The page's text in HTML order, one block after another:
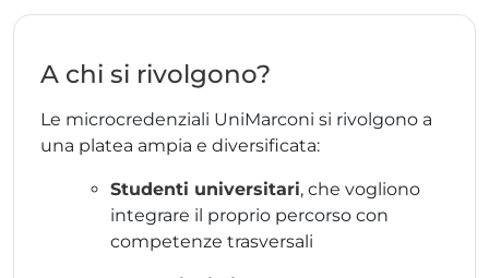
A chi si rivolgono?
Le microcredenziali UniMarconi si rivolgono a
una platea ampia e diversificata:
Studenti universitari, che vogliono
integrare il proprio percorso con
competenze trasversali